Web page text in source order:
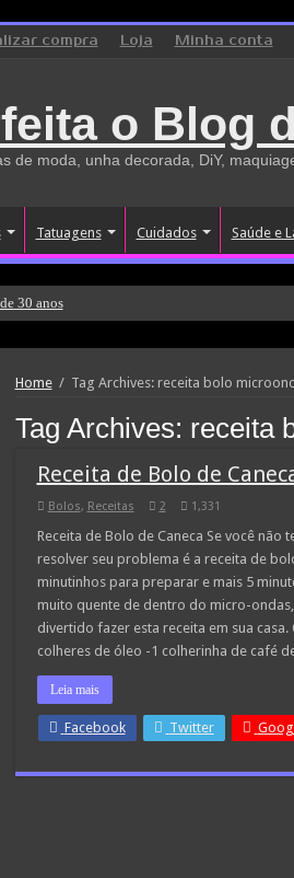
compra Loja Minha conta
o Blog
de moda, unha decorada, DiY,
Tatuagens Cuidados Saúde e
30 anos
Home / Tag Archives: receita bolo
Tag Archives: receita
Receita de Bolo de
Bolos, Receitas 2 1,331
Receita de Bolo de Caneca Se você
resolver seu problema é a receita de
minutinhos para preparar e mais 5
muito quente de dentro do micro-
divertido fazer esta receita em sua
colheres de óleo -1 colherinha de café
Leia mais
Facebook Twitter